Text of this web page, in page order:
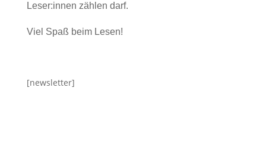
Leser:innen zählen darf.
Viel Spaß beim Lesen!
[newsletter]